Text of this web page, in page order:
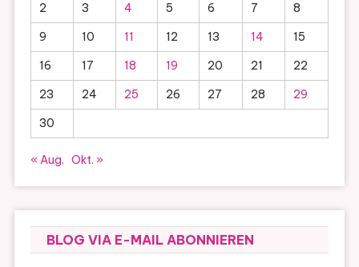
2
3 4 5 6 7
8
9
10 11 12 13 14
15
16
17 18 19 20 21
22
23
24 25 26 27 28
29
30
« Aug. Okt. »
BLOG VIA E-MAIL ABONNIEREN